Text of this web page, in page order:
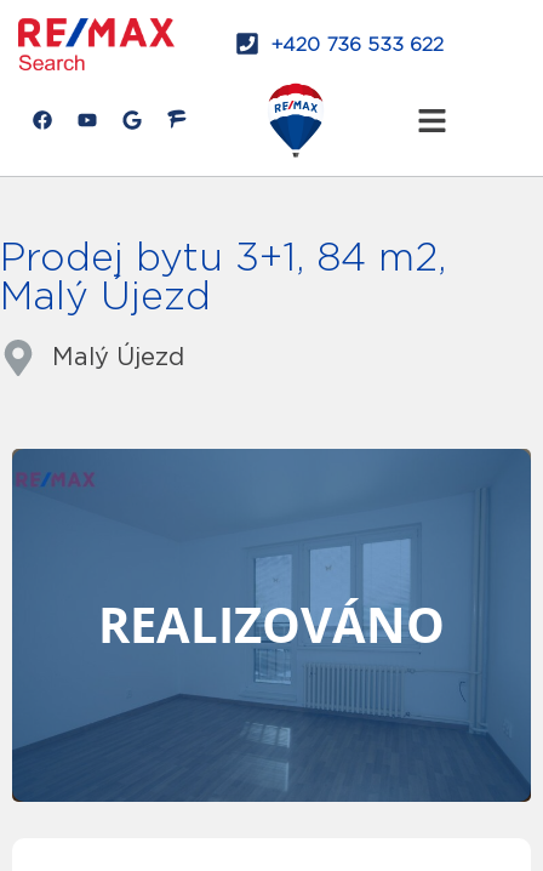
+420 736 533 622
Prodej bytu 3+1, 84 m2,
Malý Újezd
Malý Újezd
REALIZOVÁNO